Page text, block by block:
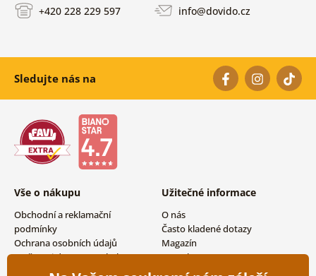
+420 228 229 597 info@dovido.cz
Sledujte nás na
Vše o nákupu
Obchodní a reklamační
podmínky
Ochrana osobních údajů
Možnosti dopravy a platby
Vrácení zboží
Užitečné informace
O nás
Často kladené dotazy
Magazín
Kontakty
Velkoobchodní spolupráce